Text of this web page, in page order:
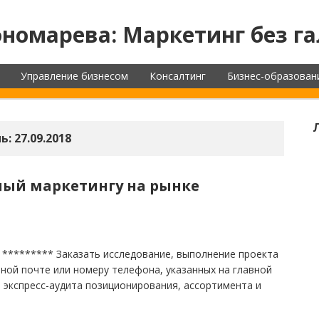
Маркетинг без
Управление бизнесом Консалтинг Бизнес-
27.09.2018
маркетингу на рынке
********* Заказать исследование, выполнение проекта
почте или номеру телефона, указанных на главной
аудита позиционирования, ассортимента и